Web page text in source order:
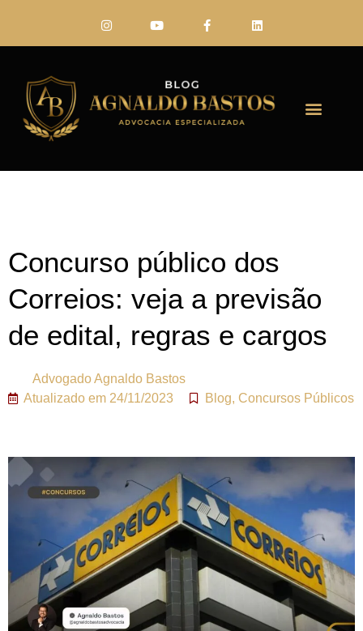
Concurso público dos
Correios: veja a previsão
de edital, regras e cargos
AdvogadoAgnaldo Bastos
Atualizado em 24/11/2023 Blog, Concursos Públicos